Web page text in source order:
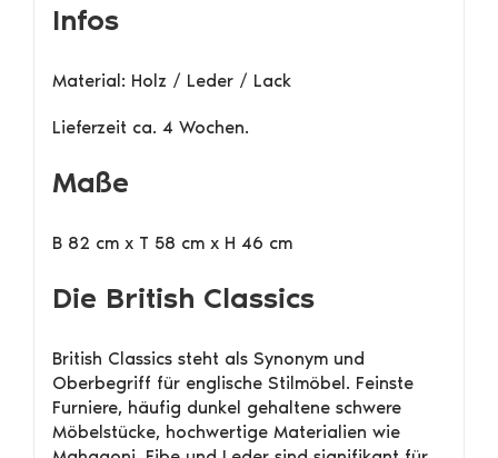
Infos
Material: Holz / Leder / Lack
Lieferzeit ca. 4 Wochen.
Maße
B 82 cm x T 58 cm x H 46 cm
Die British Classics
British Classics steht als Synonym und
Oberbegriff für englische Stilmöbel. Feinste
Furniere, häufig dunkel gehaltene schwere
Möbelstücke, hochwertige Materialien wie